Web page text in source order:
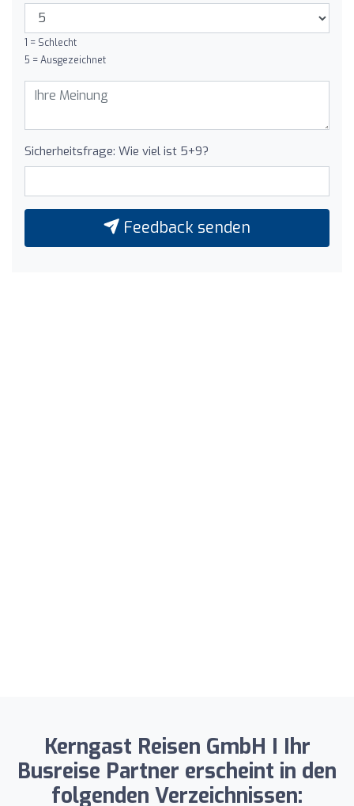
1 = Schlecht
5 = Ausgezeichnet
Sicherheitsfrage: Wie viel ist 5+9?
Feedback senden
Kerngast Reisen GmbH I Ihr
Busreise Partner erscheint in den
folgenden Verzeichnissen: